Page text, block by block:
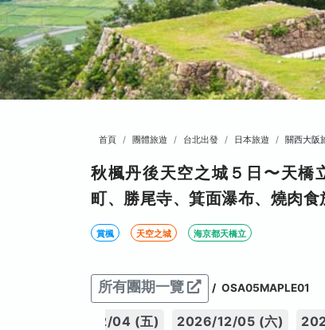
首頁 團體旅遊 台北出發 日本旅遊 關西大阪
秋楓丹後天空之城５日〜天橋
町、勝尾寺、箕面瀑布、燒肉食
賞楓 天空之城 海京都天橋立
所有團期一覽 / OSA05MAPLE01
2026/12/04 (五) 2026/12/05 (六)